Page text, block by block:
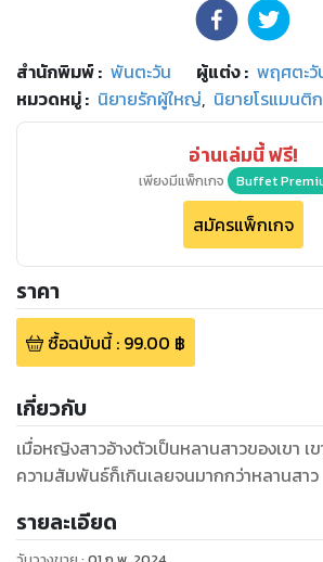
สำนักพิมพ์: พันตะวัน ผู้แต่ง : พฤศตะวั
หมวดหมู่: นิยายรักผู้ใหญ่, นิยายโรแมนติก
อ่านเล่มนี้ ฟรี!
เพียงมีแพ็กเกจ Buffet
สมัครแพ็กเกจ
ราคา
ซื้อฉบับนี้: 99.00 ฿
เกี่ยวกับ
เมื่อหญิงสาวอ้างตัวเป็นหลานสาวของเขา เขา
ความสัมพันธ์ก็เกินเลยจนมากกว่าหลานสาว
รายละเอียด